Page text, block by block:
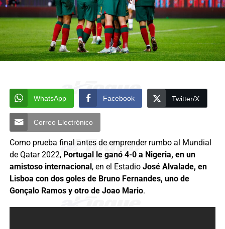
WhatsApp Facebook Twitter/X
Correo Electrónico
Como prueba final antes de emprender rumbo al Mundial
de Qatar 2022, Portugal le ganó 4-0 a Nigeria, en un
amistoso internacional, en el Estadio José Alvalade, en
Lisboa con dos goles de Bruno Fernandes, uno de
Gonçalo Ramos y otro de Joao Mario.